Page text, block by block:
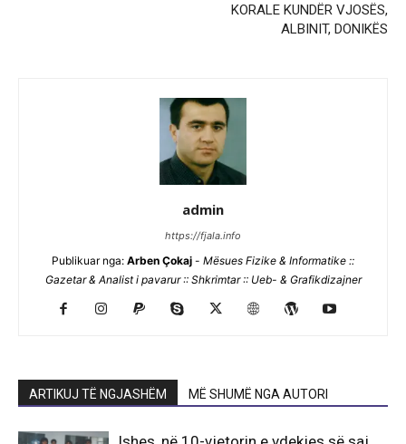
KORALE KUNDËR VJOSËS,
ALBINIT, DONIKËS
admin
https://fjala.info
Publikuar nga: Arben Çokaj - Mësues Fizike & Informatike ::
Gazetar & Analist i pavarur :: Shkrimtar :: Ueb- & Grafikdizajner
ARTIKUJ TË NGJASHËM MË SHUMË NGA AUTORI